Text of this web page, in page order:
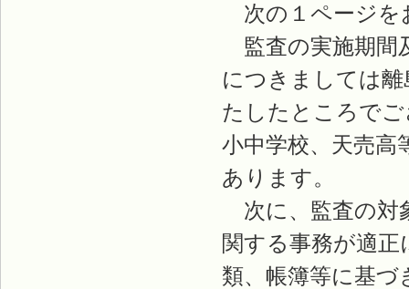
次の１ページを
監査の実施期間
につきましては
たしたところで
小中学校、天売高
あります。
次に、監査の対
関する事務が適
類、帳簿等に基